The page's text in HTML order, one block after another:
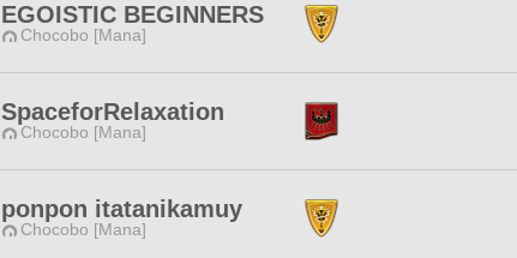
EGOISTIC BEGINNERS
Chocobo [Mana]
SpaceforRelaxation
Chocobo [Mana]
ponpon itatanikamuy
Chocobo [Mana]